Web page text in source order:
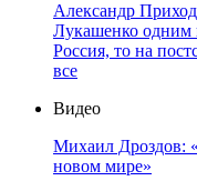
Александр
Лукашенко одним
Россия, то на
все
Видео
Михаил Дроздов:
новом мире»